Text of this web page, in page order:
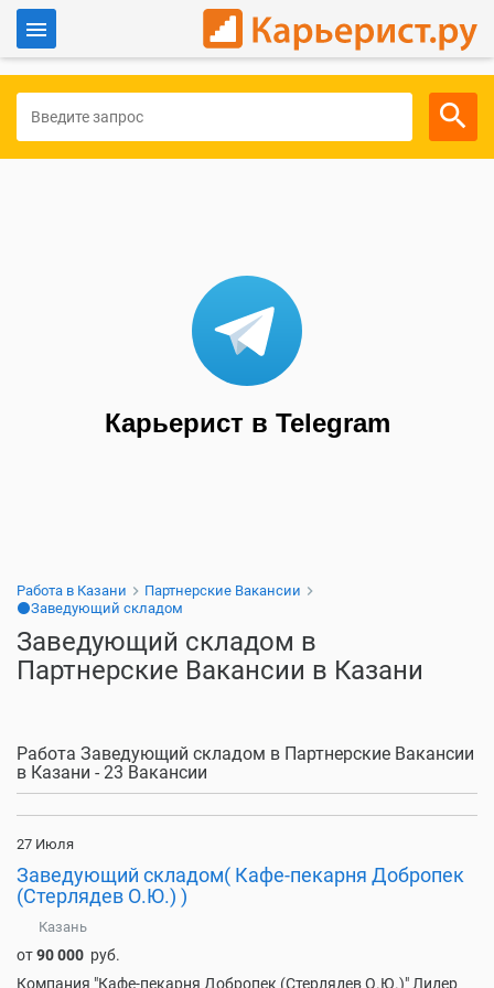
Для работодателей
Карьерист в Telegram
Работа в Казани
Партнерские Вакансии
⚫Заведующий складом
Заведующий складом в
Партнерские Вакансии в Казани
Работа Заведующий складом в Партнерские Вакансии
в Казани - 23 Вакансии
27 Июля
Заведующий складом( Кафе-пекарня Добропек
(Стерлядев О.Ю.) )
Казань
от90 000 руб.
Компания "Кафе-пекарня Добропек (Стерлядев О.Ю.)" Лидер